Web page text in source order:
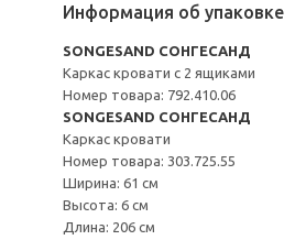
Информация об упаковке
SONGESAND СОНГЕСАНД
Каркас кровати с 2 ящиками
Номер товара: 792.410.06
SONGESAND СОНГЕСАНД
Каркас кровати
Номер товара: 303.725.55
Ширина: 61 см
Высота: 6 см
Длина: 206 см